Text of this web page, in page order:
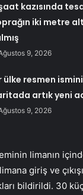
kazısında
iki metre
9, 2026
ülke resmen
artık yeni
9, 2026
limanın
giriş ve
bildirildi. 30